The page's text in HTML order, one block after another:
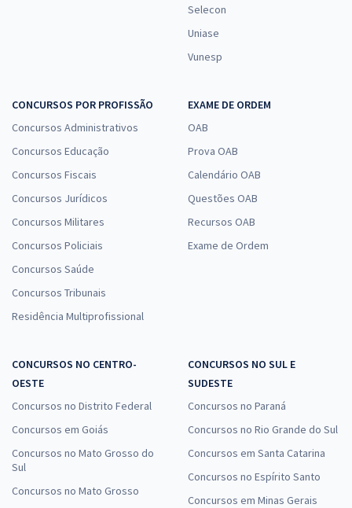
Selecon
Uniase
Vunesp
CONCURSOS POR PROFISSÃO
Concursos Administrativos
Concursos Educação
Concursos Fiscais
Concursos Jurídicos
Concursos Militares
Concursos Policiais
Concursos Saúde
Concursos Tribunais
Residência Multiprofissional
EXAME DE ORDEM
OAB
Prova OAB
Calendário OAB
Questões OAB
Recursos OAB
Exame de Ordem
CONCURSOS NO CENTRO-
OESTE
Concursos no Distrito Federal
Concursos em Goiás
Concursos no Mato Grosso do
Sul
Concursos no Mato Grosso
CONCURSOS NO SUL E
SUDESTE
Concursos no Paraná
Concursos no Rio Grande do Sul
Concursos em Santa Catarina
Concursos no Espírito Santo
Concursos em Minas Gerais